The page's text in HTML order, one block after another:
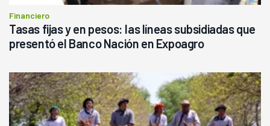
Financiero
Tasas fijas y en pesos: las líneas subsidiadas que
presentó el Banco Nación en Expoagro